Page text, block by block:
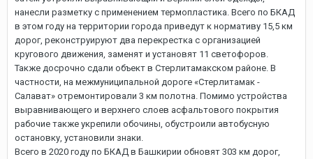
нанесли разметку с применением термопластика. Всего по БКАД
в этом году на территории города приведут к нормативу 15,5 км
дорог, реконструируют два перекрестка с организацией
кругового движения, заменят и установят 11 светофоров.
Также досрочно сдали объект в Стерлитамакском районе. В
частности, на межмуниципальной дороге «Стерлитамак -
Салават» отремонтировали 3 км полотна. Помимо устройства
выравнивающего и верхнего слоев асфальтового покрытия
рабочие также укрепили обочины, обустроили автобусную
остановку, установили знаки.
Всего в 2020 году по БКАД в Башкирии обновят 303 км дорог,